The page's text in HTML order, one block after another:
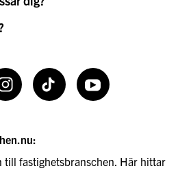
InstagramTikToK Youtube
till fastighetsbranschen. Här hittar